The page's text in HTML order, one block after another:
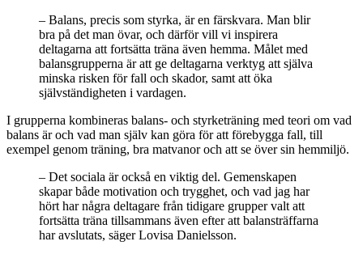
– Balans, precis som styrka, är en färskvara. Man blir
bra på det man övar, och därför vill vi inspirera
deltagarna att fortsätta träna även hemma. Målet med
balansgrupperna är att ge deltagarna verktyg att själva
minska risken för fall och skador, samt att öka
självständigheten i vardagen.
I grupperna kombineras balans- och styrketräning med teori om vad
balans är och vad man själv kan göra för att förebygga fall, till
exempel genom träning, bra matvanor och att se över sin hemmiljö.
– Det sociala är också en viktig del. Gemenskapen
skapar både motivation och trygghet, och vad jag har
hört har några deltagare från tidigare grupper valt att
fortsätta träna tillsammans även efter att balansträffarna
har avslutats, säger Lovisa Danielsson.